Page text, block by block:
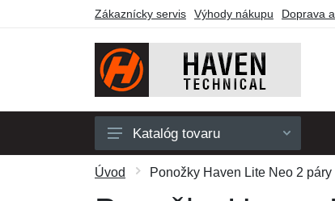
Zákaznícky servis Výhody nákupu Doprava
Pánske
Katalóg tovaru
Úvod Ponožky Haven Lite Neo 2